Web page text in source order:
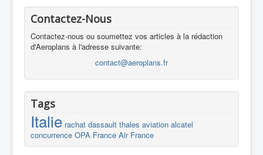
Contactez-Nous
Contactez-nous ou soumettez vos articles à la rédaction
d'Aeroplans à l'adresse suivante:
contact@aeroplans.fr
Tags
Italie rachat dassault thales aviation alcatel
concurrence OPA France Air France